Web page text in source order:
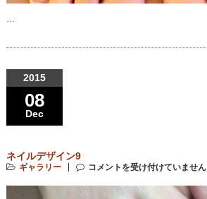
…
2015
08
Dec
ネイルデザイン9
ギャラリー コメントを受け付けていません